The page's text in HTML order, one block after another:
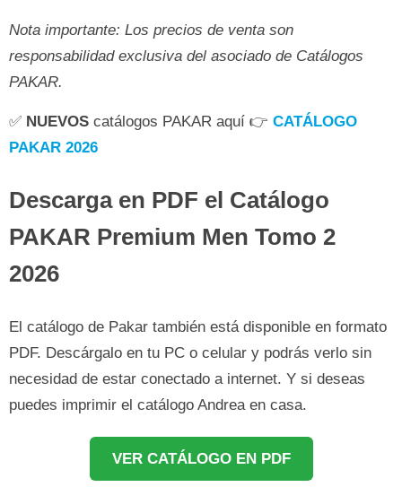
Nota importante: Los precios de venta son
responsabilidad exclusiva del asociado de Catálogos
PAKAR.
✅ NUEVOS catálogos PAKAR aquí 👉 CATÁLOGO
PAKAR 2026
Descarga en PDF el Catálogo
PAKAR Premium Men Tomo 2
2026
El catálogo de Pakar también está disponible en formato
PDF. Descárgalo en tu PC o celular y podrás verlo sin
necesidad de estar conectado a internet. Y si deseas
puedes imprimir el catálogo Andrea en casa.
VER CATÁLOGO EN PDF